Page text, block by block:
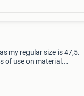
my regular size is 47,5.
of use on material.